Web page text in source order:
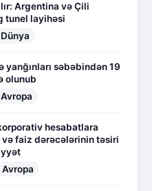
Argentina və Çili
tunel layihəsi
Dünya
yanğınları səbəbindən 19
olunub
Avropa
hesabatlara
və faiz dərəcələrinin təsiri
Avropa